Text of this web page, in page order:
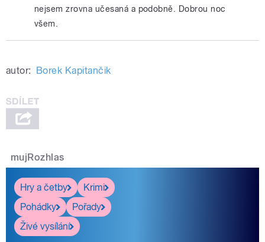
nejsem zrovna učesaná a podobně. Dobrou noc
všem.
autor: Borek Kapitančik
mujRozhlas
Hry a četby
Krimi
Pohádky
Pořady
Živé vysílání